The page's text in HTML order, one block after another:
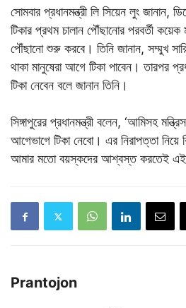
সোমবার প্রধানমন্ত্রী লি সিয়েন লুং জানান,
টিকার প্রথম চালান পৌঁছানোর পরবর্তী
পৌঁছানো শুরু করবে। তিনি জানান, সম্মুখ
থাকা মানুষেরা আগে টিকা পাবেন। তারপর
টিকা নেবেন বলে জানান তিনি।
সিঙ্গাপুরের প্রধানমন্ত্রী বলেন, ‘আমিসহ
আগেভাগে টিকা নেবো। এর নিরাপত্তা নিয়ে
আমার মতো বয়স্কদের আশ্বস্ত করতেই এই
Prantojon